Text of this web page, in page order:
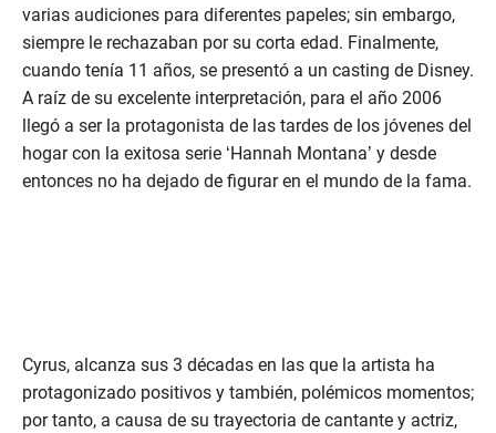
varias audiciones para diferentes papeles; sin embargo,
siempre le rechazaban por su corta edad. Finalmente,
cuando tenía 11 años, se presentó a un casting de Disney.
A raíz de su excelente interpretación, para el año 2006
llegó a ser la protagonista de las tardes de los jóvenes del
hogar con la exitosa serie ‘Hannah Montana’ y desde
entonces no ha dejado de figurar en el mundo de la fama.
Cyrus, alcanza sus 3 décadas en las que la artista ha
protagonizado positivos y también, polémicos momentos;
por tanto, a causa de su trayectoria de cantante y actriz,